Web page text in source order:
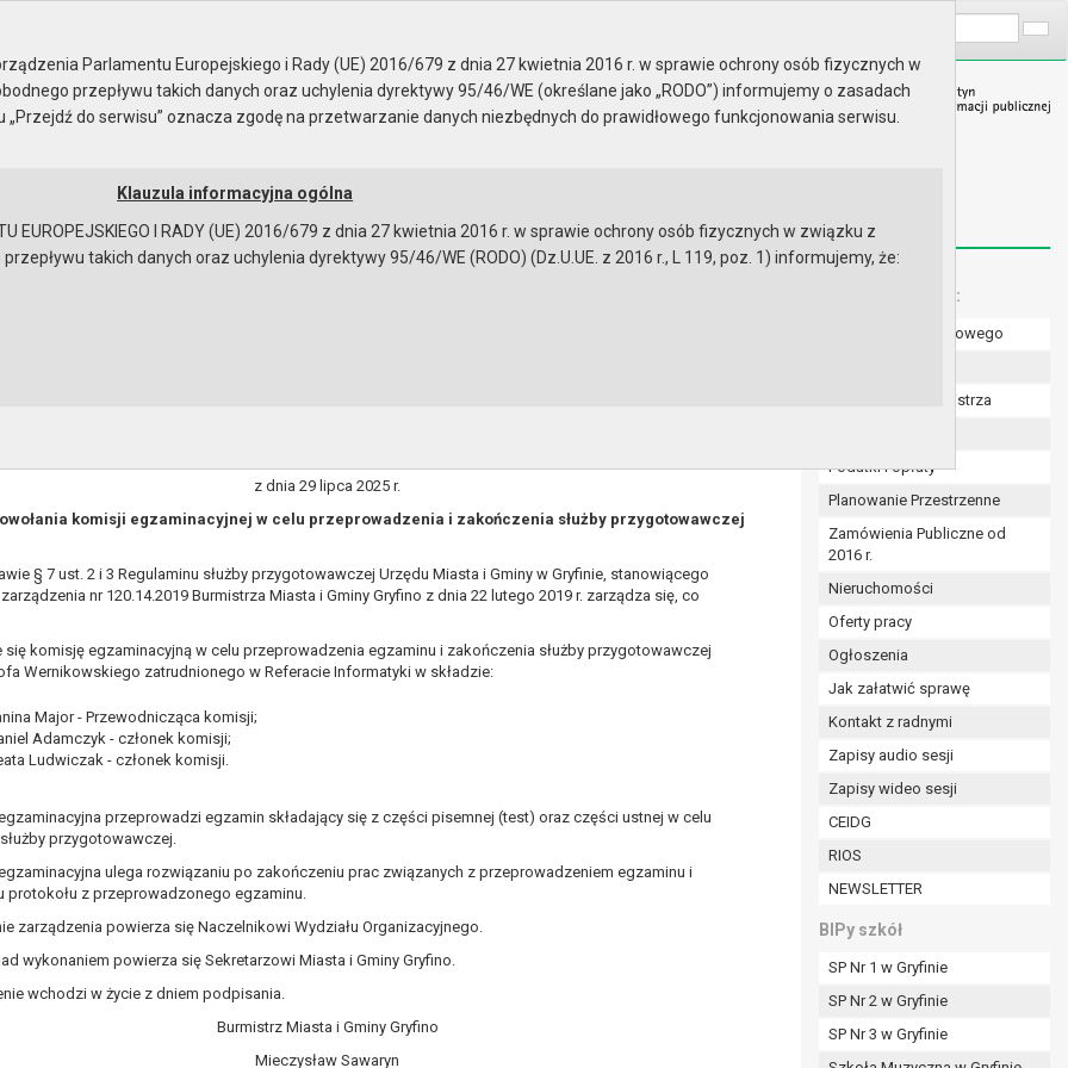
Instrukcja korzystania Dostępność
z art. 33 ustawy z dnia 8 marca 1990 r. o samorządzie gminnym
BURMISTRZA MIASTA I GMINY GRYFINO
z dnia 29 lipca 2025 r.
komisji egzaminacyjnej w celu przeprowadzenia i zakończenia służby przygotowawczej
§ 7 ust. 2 i 3 Regulaminu służby przygotowawczej Urzędu Miasta i Gminy w Gryfinie, stanowiącego
nr 120.14.2019 Burmistrza Miasta i Gminy Gryfino z dnia 22 lutego 2019 r. zarządza się, co
się komisję egzaminacyjną w celu przeprowadzenia egzaminu i zakończenia służby przygotowawczej
Wernikowskiego zatrudnionego w Referacie Informatyki w składzie:
Major - Przewodnicząca komisji;
Adamczyk - członek komisji;
Ludwiczak - członek komisji.
przeprowadzi egzamin składający się z części pisemnej (test) oraz części ustnej w celu
przygotowawczej.
ulega rozwiązaniu po zakończeniu prac związanych z przeprowadzeniem egzaminu i
protokołu z przeprowadzonego egzaminu.
zarządzenia powierza się Naczelnikowi Wydziału Organizacyjnego.
wykonaniem powierza się Sekretarzowi Miasta i Gminy Gryfino.
wchodzi w życie z dniem podpisania.
Burmistrz Miasta i Gminy Gryfino
Mieczysław Sawaryn
Menu dodatkowe:
Numer konta bankowego
Zarządzenia Burmistrza
Podatki i opłaty
Planowanie Przestrzenne
Zamówienia Publiczne od
2016 r.
Nieruchomości
Oferty pracy
Ogłoszenia
Jak załatwić sprawę
Kontakt z radnymi
Zapisy audio sesji
Zapisy wideo sesji
CEIDG
RIOS
NEWSLETTER
BIPy szkół
SP Nr 1 w Gryfinie
SP Nr 2 w Gryfinie
SP Nr 3 w Gryfinie
Parlamentu Europejskiego i Rady (UE) 2016/679 z dnia 27 kwietnia 2016 r. w sprawie ochrony osób fizycznych w
przepływu takich danych oraz uchylenia dyrektywy 95/46/WE (określane jako „RODO”) informujemy o zasadach
do serwisu” oznacza zgodę na przetwarzanie danych niezbędnych do prawidłowego funkcjonowania serwisu.
Klauzula informacyjna ogólna
EUROPEJSKIEGO I RADY (UE) 2016/679 z dnia 27 kwietnia 2016 r. w sprawie ochrony osób fizycznych w związku z
takich danych oraz uchylenia dyrektywy 95/46/WE (RODO) (Dz.U.UE. z 2016 r., L 119, poz. 1) informujemy, że:
przepisami prawa w celu:
a w szczególności ustawy z dnia 8 marca 1990 r. o samorządzie gminnym (Dz.U. z 2017r., poz. 1875 ze zm.) oraz z
a także obowiązków i zadań zleconych przez instytucje nadrzędne wobec Gminy;
lub innej osoby fizycznej;
lub w ramach sprawowania władzy publicznej powierzonej administratorowi;
są wyłącznie na podstawie wcześniej udzielonej zgody w zakresie i celu określonym w treści zgody.
w pkt. 3, dane osobowe mogą być udostępniane innym upoważnionym odbiorcom lub kategoriom odbiorców danych
administratora na podstawie zawartej z nim umowy powierzenia przetwarzania danych osobowych;
niezbędny do realizacji celu dla jakiego zostały zebrane oraz zgodnie z terminami archiwizacji określonymi przez
zgody osoby, której dane dotyczą przetwarzanie odbywa się do czasu wycofania tej zgody.
zawarcia i realizacji umowy przetwarzanie odbywa się przez okres niezbędny do realizacji zawartej umowy, a po tym
dla zabezpieczenia ewentualnych roszczeń, a w przypadku wyrażenia zgody na przetwarzanie danych po zakończeniu i
od momentu pozyskania przechowywane są przez okres wynikający z umowy o dofinansowanie zawartej między
i konieczności zachowania dokumentacji projektu do celów kontrolnych.
osobowych przysługuje Pani/Panu:
ich kopii na podstawie art. 15 RODO;